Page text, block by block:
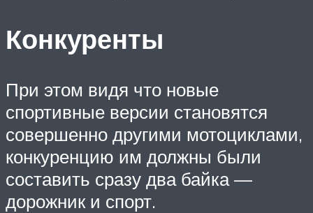
Конкуренты
При этом видя что новые
спортивные версии становятся
совершенно другими мотоциклами,
конкуренцию им должны были
составить сразу два байка —
дорожник и спорт.